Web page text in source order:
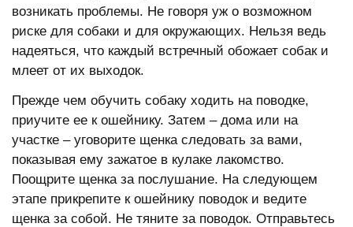
возникать проблемы. Не говоря уж о возможном
риске для собаки и для окружающих. Нельзя ведь
надеяться, что каждый встречный обожает собак и
млеет от их выходок.
Прежде чем обучить собаку ходить на поводке,
приучите ее к ошейнику. Затем – дома или на
участке – уговорите щенка следовать за вами,
показывая ему зажатое в кулаке лакомство.
Поощрите щенка за послушание. На следующем
этапе прикрепите к ошейнику поводок и ведите
щенка за собой. Не тяните за поводок. Отправьтесь